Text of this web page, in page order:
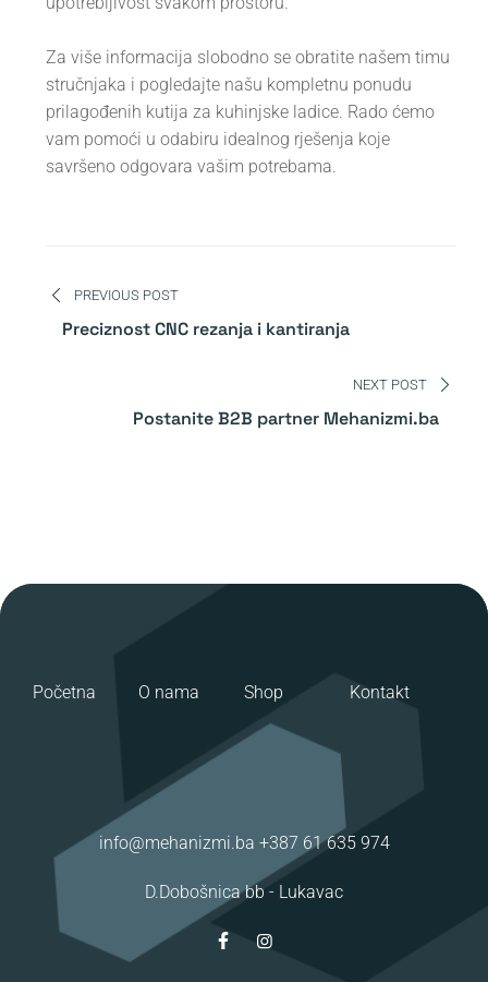
Za više informacija slobodno se obratite našem timu
stručnjaka i pogledajte našu kompletnu ponudu
prilagođenih kutija za kuhinjske ladice. Rado ćemo
vam pomoći u odabiru idealnog rješenja koje
savršeno odgovara vašim potrebama.
članaka
PREVIOUS POST
Preciznost CNC rezanja i kantiranja
NEXT POST
Postanite B2B partner Mehanizmi.ba
Početna O nama Shop Kontakt
info@mehanizmi.ba +387 61 635 974
D.Dobošnica bb - Lukavac